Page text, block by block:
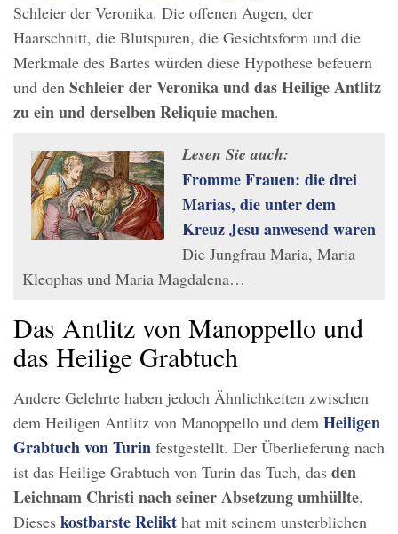
Schleier der Veronika. Die offenen Augen, der
Haarschnitt, die Blutspuren, die Gesichtsform und die
Merkmale des Bartes würden diese Hypothese befeuern
und den Schleier der Veronika und das Heilige Antlitz
zu ein und derselben Reliquie machen.
Lesen Sie auch:
Fromme Frauen: die drei
Marias, die unter dem
Kreuz Jesu anwesend waren
Die Jungfrau Maria, Maria
Kleophas und Maria Magdalena…
Das Antlitz von Manoppello und
das Heilige Grabtuch
Andere Gelehrte haben jedoch Ähnlichkeiten zwischen
dem Heiligen Antlitz von Manoppello und dem Heiligen
Grabtuch von Turin festgestellt. Der Überlieferung nach
ist das Heilige Grabtuch von Turin das Tuch, das den
Leichnam Christi nach seiner Absetzung umhüllte.
Dieses kostbarste Relikt hat mit seinem unsterblichen